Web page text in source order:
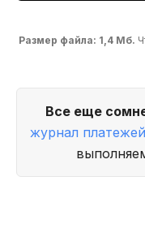
Размер файла: 1,4 Мб.
Все еще
журнал платежей